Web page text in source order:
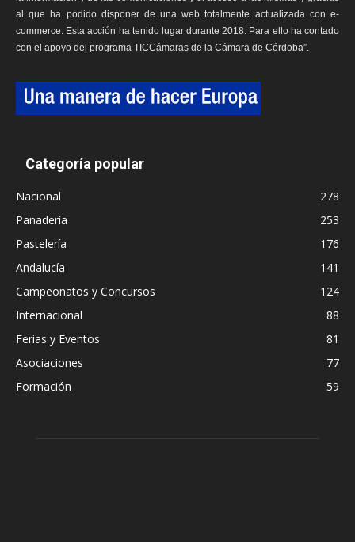
al que ha podido disponer de una web totalmente actualizada con e-
commerce. Esta acción ha tenido lugar durante 2018. Para ello ha contado
con el apoyo del programa TICCámaras de la Cámara de Córdoba”.
Categoría popular
Nacional
278
Panadería
253
Pastelería
176
Andalucía
141
Campeonatos y Concursos
124
Internacional
88
Ferias y Eventos
81
Asociaciones
77
Formación
59